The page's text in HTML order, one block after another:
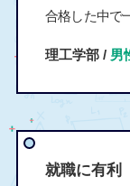
合格した中で
理工学部 / 男
就職に有利